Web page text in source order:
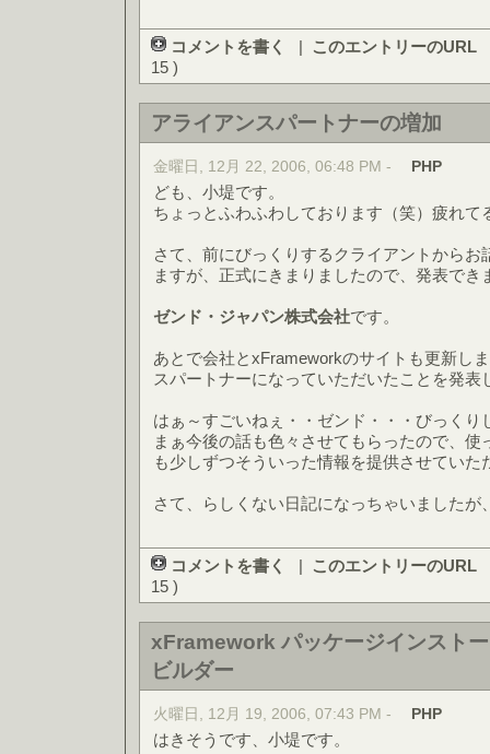
コメントを書く | このエントリーのURL
15 )
アライアンスパートナーの増加
金曜日, 12月 22, 2006, 06:48 PM - PHP
ども、小堤です。
ちょっとふわふわしております（笑）疲れて
さて、前にびっくりするクライアントから
ますが、正式にきまりましたので、発表でき
ゼンド・ジャパン株式会社です。
あとで会社とxFrameworkのサイトも更新し
スパートナーになっていただいたことを発表
はぁ～すごいねぇ・・ゼンド・・・びっくり
まぁ今後の話も色々させてもらったので、
も少しずつそういった情報を提供させていた
さて、らしくない日記になっちゃいましたが
コメントを書く | このエントリーのURL
15 )
xFramework パッケージインスト
ビルダー
火曜日, 12月 19, 2006, 07:43 PM - PHP
はきそうです、小堤です。